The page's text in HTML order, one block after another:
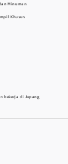
Minuman
Khusus
bekerja di Jepang